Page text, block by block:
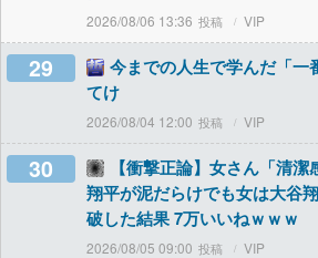
2026/08/06 13:36 VIP
29
今までの人生で学んだ「一
てけ
2026/08/04 12:00 VIP
30
【衝撃正論】女さん「清
翔平が泥だらけでも女は大
破した結果 7万いいねｗｗｗ
2026/08/05 09:00 VIP